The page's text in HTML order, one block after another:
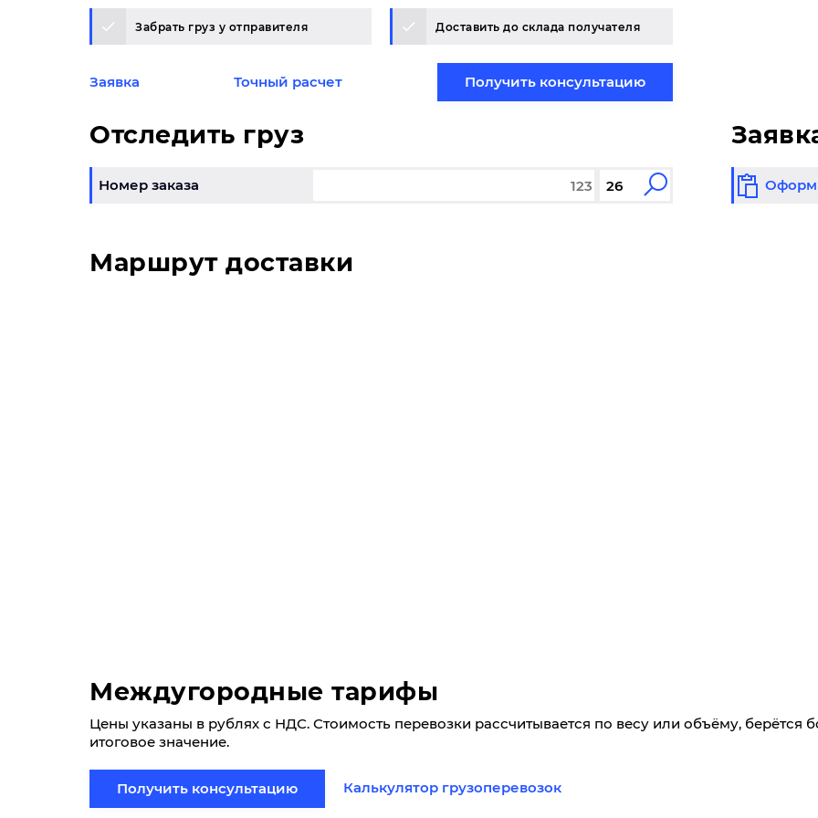
Забрать груз у отправителя Доставить до склада получателя
Заявка Точный расчет Получить консультацию
Отследить груз
Номер заказа
Маршрут доставки
Междугородные тарифы
Цены указаны в рублях с НДС. Стоимость перевозки рассчитывается по весу или объёму, берётся
итоговое значение.
Получить консультацию Калькулятор грузоперевозок